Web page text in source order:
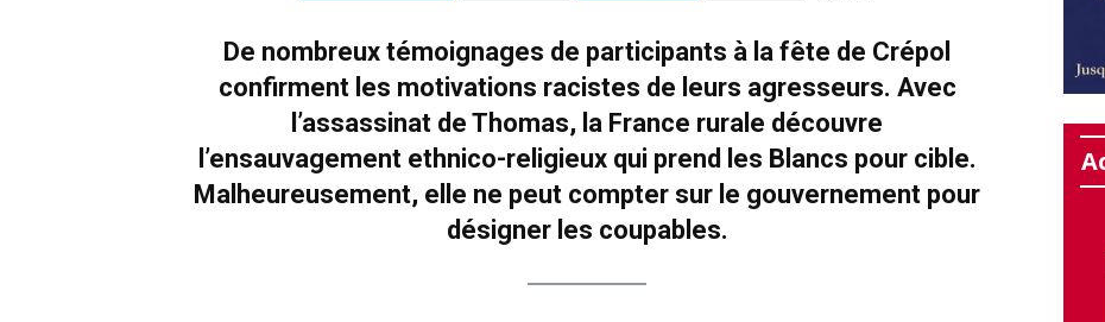
De nombreux témoignages de participants à la fête de Crépol
confirment les motivations racistes de leurs agresseurs. Avec
l’assassinat de Thomas, la France rurale découvre
l’ensauvagement ethnico-religieux qui prend les Blancs pour cible.
Malheureusement, elle ne peut compter sur le gouvernement pour
désigner les coupables.